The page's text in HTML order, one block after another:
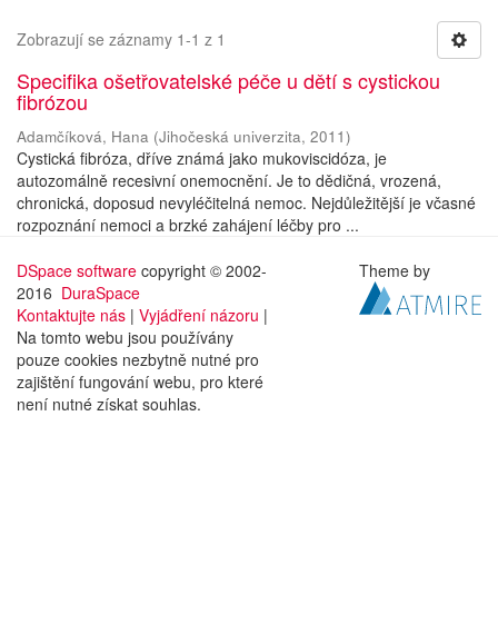
Zobrazují se záznamy 1-1 z 1
Specifika ošetřovatelské péče u dětí s cystickou
fibrózou
Adamčíková, Hana (Jihočeská univerzita, 2011)
Cystická fibróza, dříve známá jako mukoviscidóza, je
autozomálně recesivní onemocnění. Je to dědičná, vrozená,
chronická, doposud nevyléčitelná nemoc. Nejdůležitější je včasné
rozpoznání nemoci a brzké zahájení léčby pro ...
DSpace software copyright © 2002-
2016 DuraSpace
Kontaktujte nás | Vyjádření názoru |
Na tomto webu jsou používány
pouze cookies nezbytně nutné pro
zajištění fungování webu, pro které
není nutné získat souhlas.
Theme by